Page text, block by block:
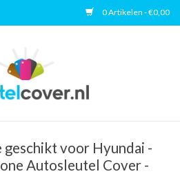
0 Artikelen - €0,00
voor Hyundai -
Autosleutel Cover -